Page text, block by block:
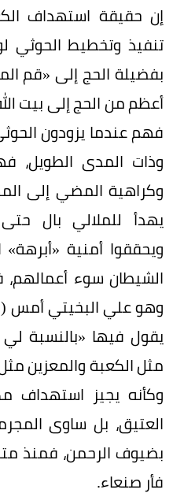
إن حقيقة استهداف
تنفيذ وتخطيط الحوثي
بفضيلة الحج إلى «قم
أعظم من الحج إلى بيت
فهم عندما يزودون
وذات المدى الطويل،
وكراهية المضي إلى
يهدأ للملالي بال حتى
ويحققوا أمنية «أبرهة»
الشيطان سوء
وهو علي البخيتي أمس
يقول فيها «بالنسبة
مثل الكعبة والمعزين
وكأنه يجيز استهداف
العتيق، بل ساوى
بضيوف الرحمن، فمنذ
فأر صنعاء.